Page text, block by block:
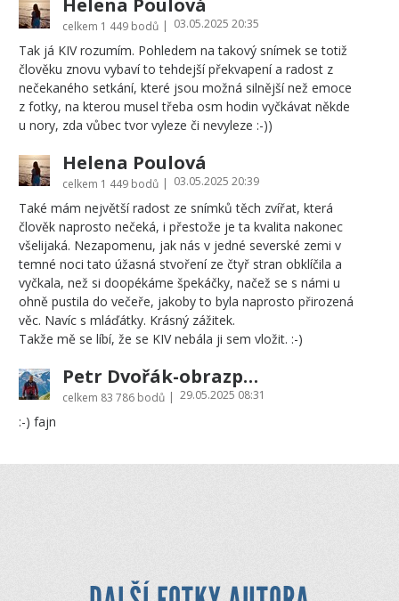
celkem 1 449 bodů | 03.05.2025 20:35
Tak já KIV rozumím. Pohledem na takový snímek se totiž
člověku znovu vybaví to tehdejší překvapení a radost z
nečekaného setkání, které jsou možná silnější než emoce
z fotky, na kterou musel třeba osm hodin vyčkávat někde
u nory, zda vůbec tvor vyleze či nevyleze :-))
Helena Poulová
celkem 1 449 bodů | 03.05.2025 20:39
Také mám největší radost ze snímků těch zvířat, která
člověk naprosto nečeká, i přestože je ta kvalita nakonec
všelijaká. Nezapomenu, jak nás v jedné severské zemi v
temné noci tato úžasná stvoření ze čtyř stran obklíčila a
vyčkala, než si doopékáme špekáčky, načež se s námi u
ohně pustila do večeře, jakoby to byla naprosto přirozená
věc. Navíc s mláďátky. Krásný zážitek.
Takže mě se líbí, že se KIV nebála ji sem vložit. :-)
Petr Dvořák-obrazprovas.cz
celkem 83 786 bodů | 29.05.2025 08:31
:-) fajn